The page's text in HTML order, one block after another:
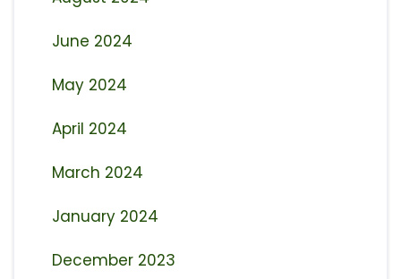
June 2024
May 2024
April 2024
March 2024
January 2024
December 2023